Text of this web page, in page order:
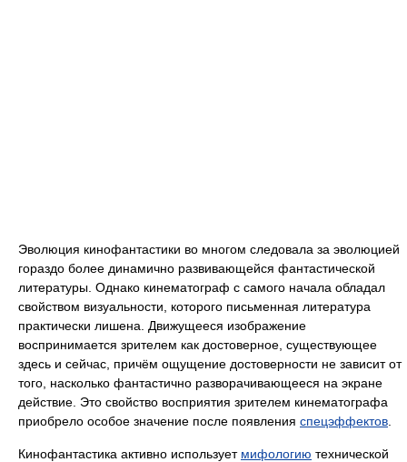
Эволюция кинофантастики во многом следовала за эволюцией
гораздо более динамично развивающейся фантастической
литературы. Однако кинематограф с самого начала обладал
свойством визуальности, которого письменная литература
практически лишена. Движущееся изображение
воспринимается зрителем как достоверное, существующее
здесь и сейчас, причём ощущение достоверности не зависит от
того, насколько фантастично разворачивающееся на экране
действие. Это свойство восприятия зрителем кинематографа
приобрело особое значение после появления спецэффектов
Кинофантастика активно использует мифологию технической